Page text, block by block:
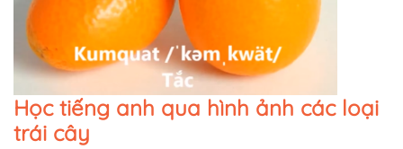
Học tiếng anh qua hình ảnh các loại
trái cây